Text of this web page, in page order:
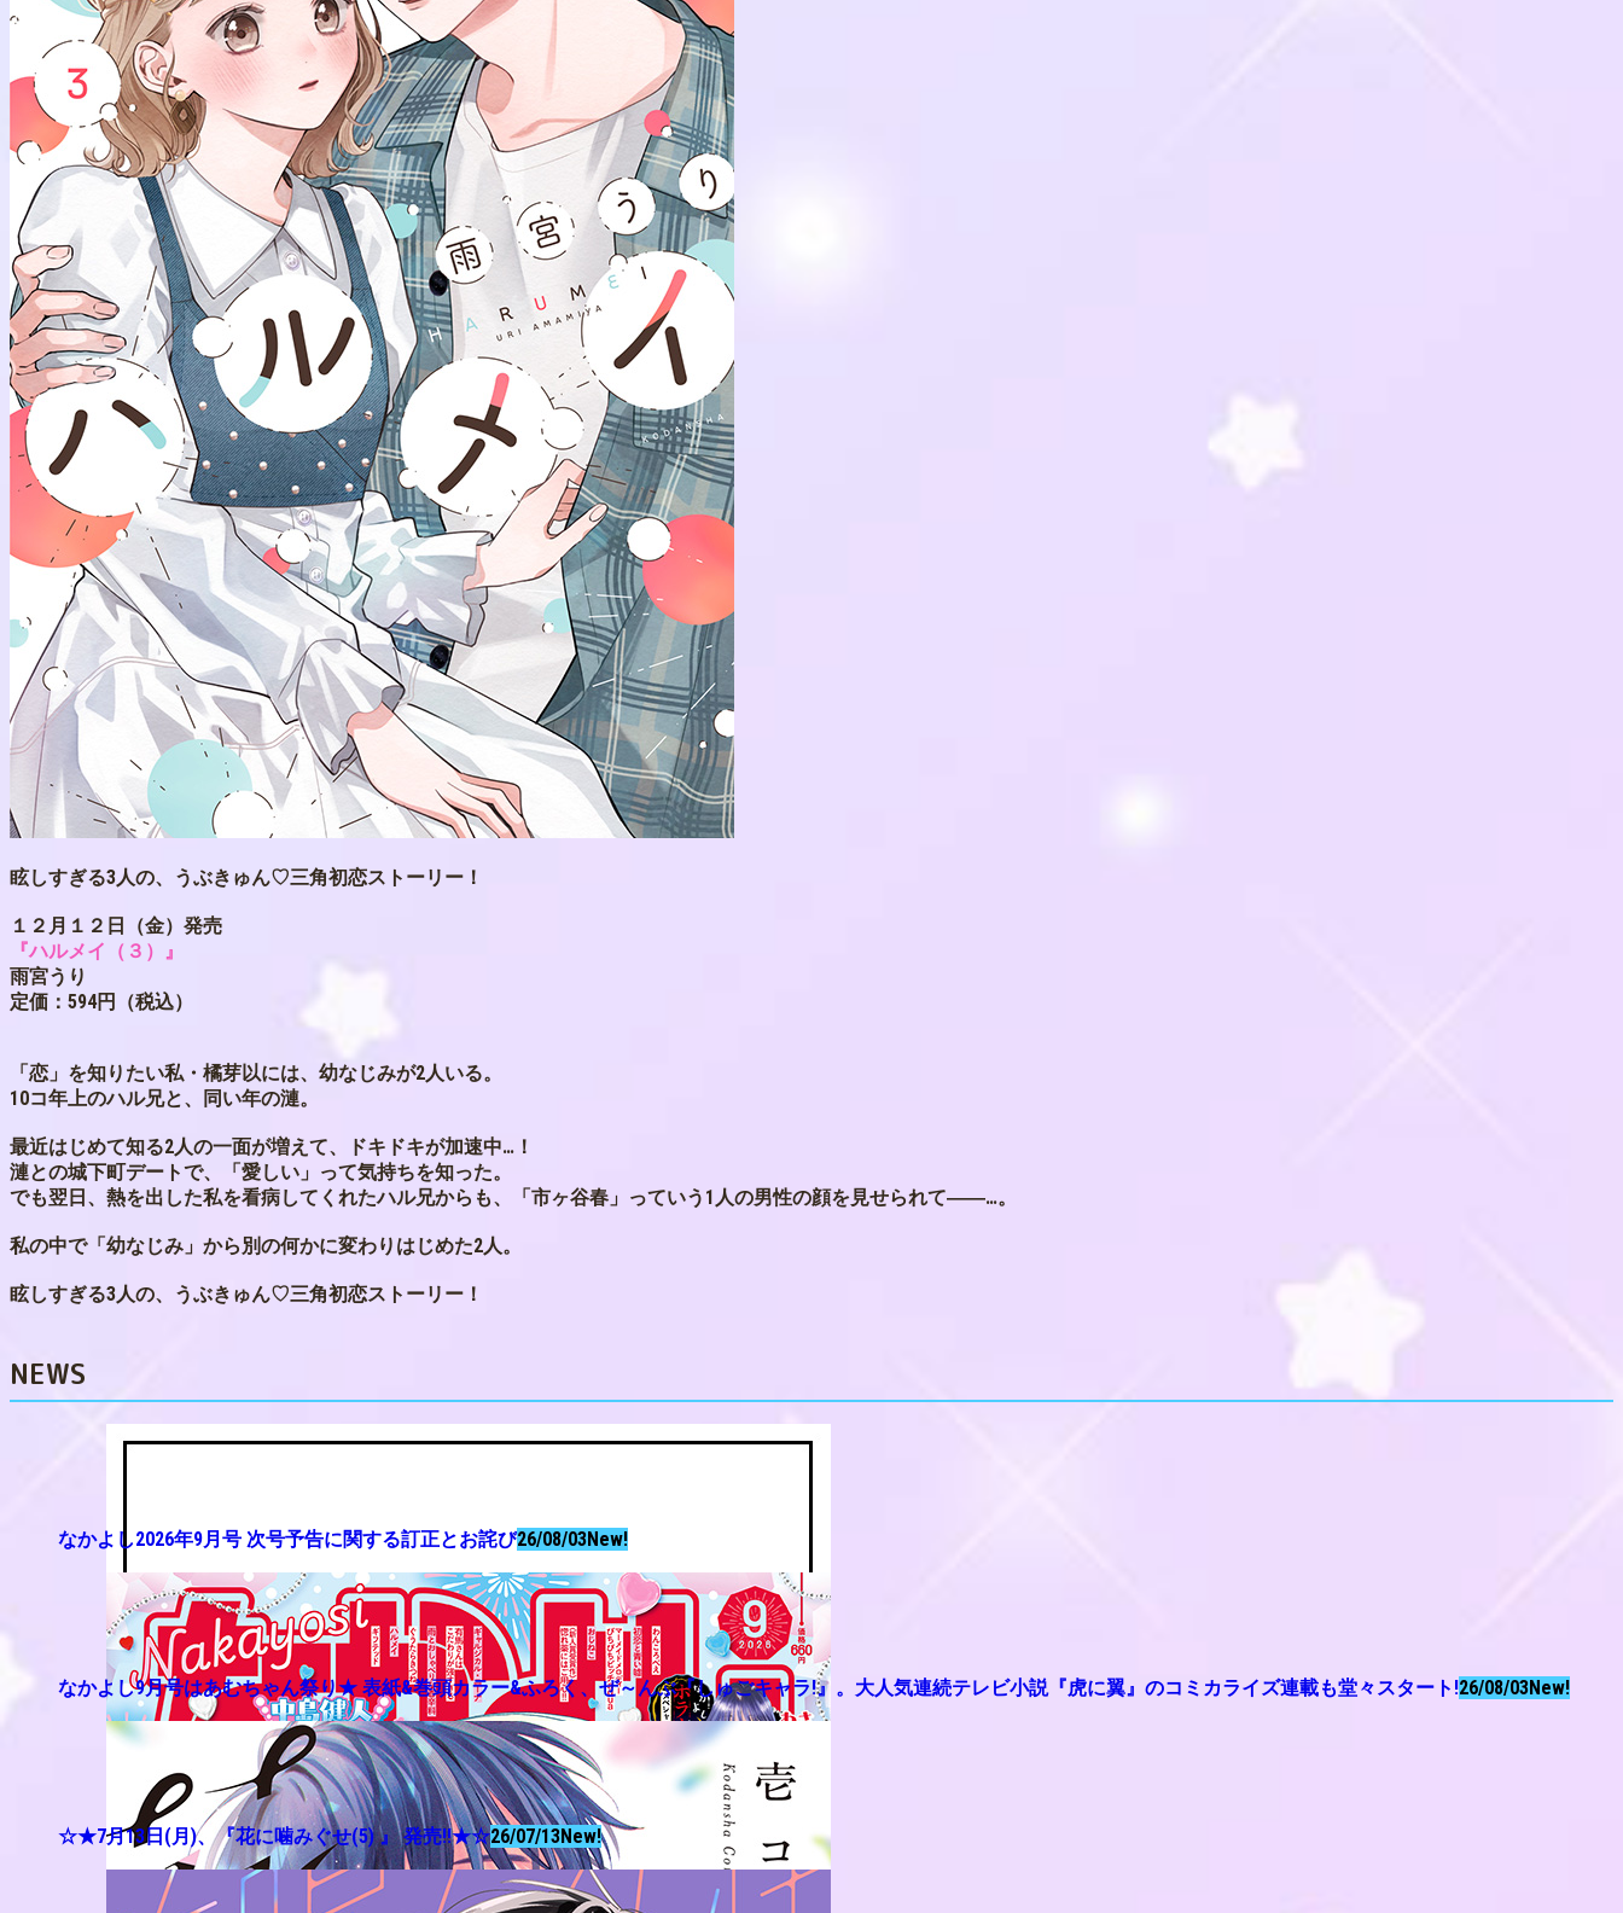
眩しすぎる3人の、うぶきゅん♡三角初恋ストーリー！
１２月１２日（金）発売
『ハルメイ（３）』
雨宮うり
定価：594円（税込）
「恋」を知りたい私・橘芽以には、幼なじみが2人いる。
10コ年上のハル兄と、同い年の漣。
最近はじめて知る2人の一面が増えて、ドキドキが加速中…！
漣との城下町デートで、「愛しい」って気持ちを知った。
でも翌日、熱を出した私を看病してくれたハル兄からも、「市ヶ谷春」っていう1人の男性の顔を見せられて――…。
私の中で「幼なじみ」から別の何かに変わりはじめた2人。
眩しすぎる3人の、うぶきゅん♡三角初恋ストーリー！
NEWS
なかよし2026年9月号 次号予告に関する訂正とお詫び26/08/03New!
なかよし9月号はあむちゃん祭り★ 表紙&巻頭カラー&ふろく、ぜ～んぶ『しゅごキャラ!』。大人気連続テレビ小説『虎に翼』のコミカライズ連載も堂々スタート!26/08/03New!
☆★7月13日(月)、『花に噛みぐせ(5) 』 発売!!★☆26/07/13New!